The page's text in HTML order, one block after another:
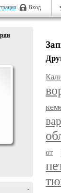
Вход
-
от